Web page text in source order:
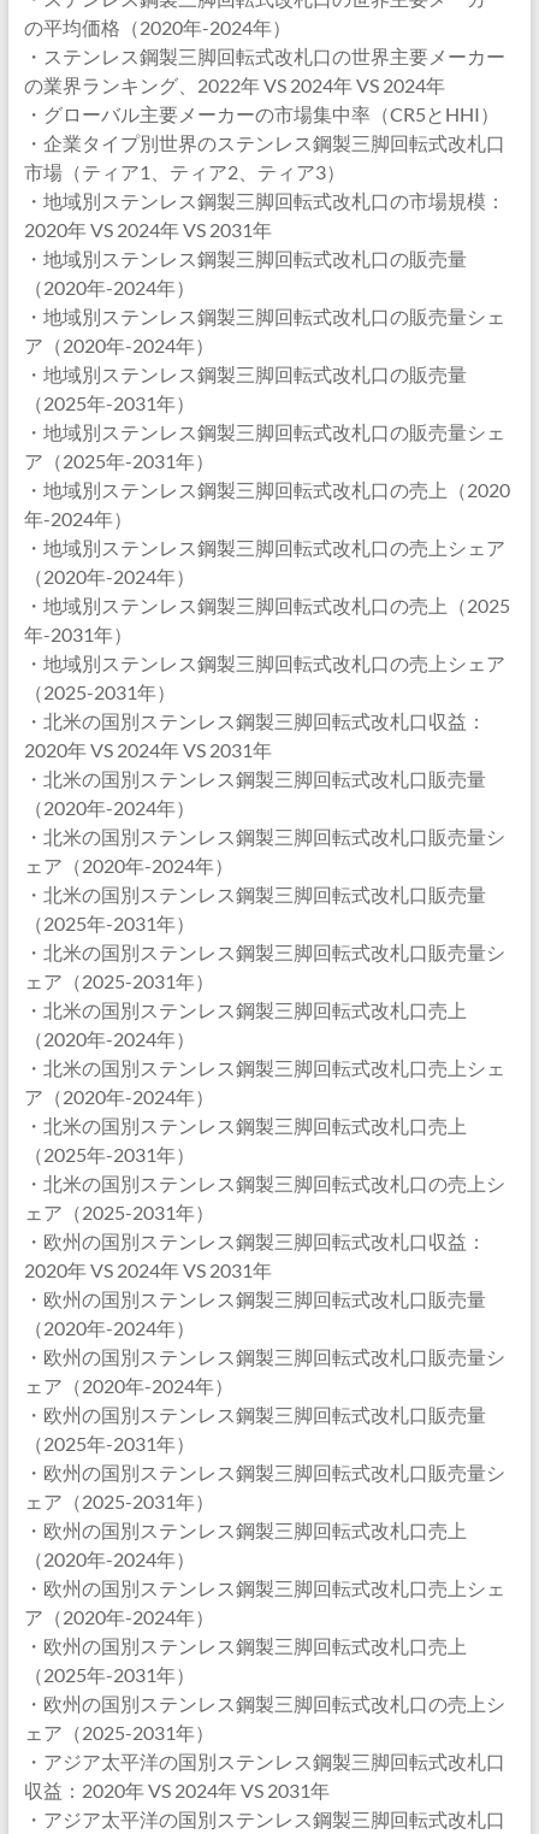
の平均価格（2020年-2024年）
・ステンレス鋼製三脚回転式改札口の世界主要メーカー
の業界ランキング、2022年 VS 2024年 VS 2024年
・グローバル主要メーカーの市場集中率（CR5とHHI）
・企業タイプ別世界のステンレス鋼製三脚回転式改札口
市場（ティア1、ティア2、ティア3）
・地域別ステンレス鋼製三脚回転式改札口の市場規模：
2020年 VS 2024年 VS 2031年
・地域別ステンレス鋼製三脚回転式改札口の販売量
（2020年-2024年）
・地域別ステンレス鋼製三脚回転式改札口の販売量シェ
ア（2020年-2024年）
・地域別ステンレス鋼製三脚回転式改札口の販売量
（2025年-2031年）
・地域別ステンレス鋼製三脚回転式改札口の販売量シェ
ア（2025年-2031年）
・地域別ステンレス鋼製三脚回転式改札口の売上（2020
年-2024年）
・地域別ステンレス鋼製三脚回転式改札口の売上シェア
（2020年-2024年）
・地域別ステンレス鋼製三脚回転式改札口の売上（2025
年-2031年）
・地域別ステンレス鋼製三脚回転式改札口の売上シェア
（2025-2031年）
・北米の国別ステンレス鋼製三脚回転式改札口収益：
2020年 VS 2024年 VS 2031年
・北米の国別ステンレス鋼製三脚回転式改札口販売量
（2020年-2024年）
・北米の国別ステンレス鋼製三脚回転式改札口販売量シ
ェア（2020年-2024年）
・北米の国別ステンレス鋼製三脚回転式改札口販売量
（2025年-2031年）
・北米の国別ステンレス鋼製三脚回転式改札口販売量シ
ェア（2025-2031年）
・北米の国別ステンレス鋼製三脚回転式改札口売上
（2020年-2024年）
・北米の国別ステンレス鋼製三脚回転式改札口売上シェ
ア（2020年-2024年）
・北米の国別ステンレス鋼製三脚回転式改札口売上
（2025年-2031年）
・北米の国別ステンレス鋼製三脚回転式改札口の売上シ
ェア（2025-2031年）
・欧州の国別ステンレス鋼製三脚回転式改札口収益：
2020年 VS 2024年 VS 2031年
・欧州の国別ステンレス鋼製三脚回転式改札口販売量
（2020年-2024年）
・欧州の国別ステンレス鋼製三脚回転式改札口販売量シ
ェア（2020年-2024年）
・欧州の国別ステンレス鋼製三脚回転式改札口販売量
（2025年-2031年）
・欧州の国別ステンレス鋼製三脚回転式改札口販売量シ
ェア（2025-2031年）
・欧州の国別ステンレス鋼製三脚回転式改札口売上
（2020年-2024年）
・欧州の国別ステンレス鋼製三脚回転式改札口売上シェ
ア（2020年-2024年）
・欧州の国別ステンレス鋼製三脚回転式改札口売上
（2025年-2031年）
・欧州の国別ステンレス鋼製三脚回転式改札口の売上シ
ェア（2025-2031年）
・アジア太平洋の国別ステンレス鋼製三脚回転式改札口
収益：2020年 VS 2024年 VS 2031年
・アジア太平洋の国別ステンレス鋼製三脚回転式改札口